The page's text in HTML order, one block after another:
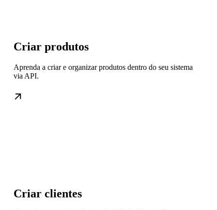
Criar produtos
Aprenda a criar e organizar produtos dentro do seu sistema
via API.
Criar clientes